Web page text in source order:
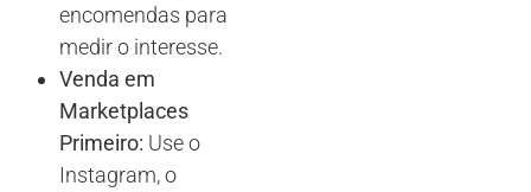
encomendas para
medir o interesse.
Venda em
Marketplaces
Primeiro: Use o
Instagram, o